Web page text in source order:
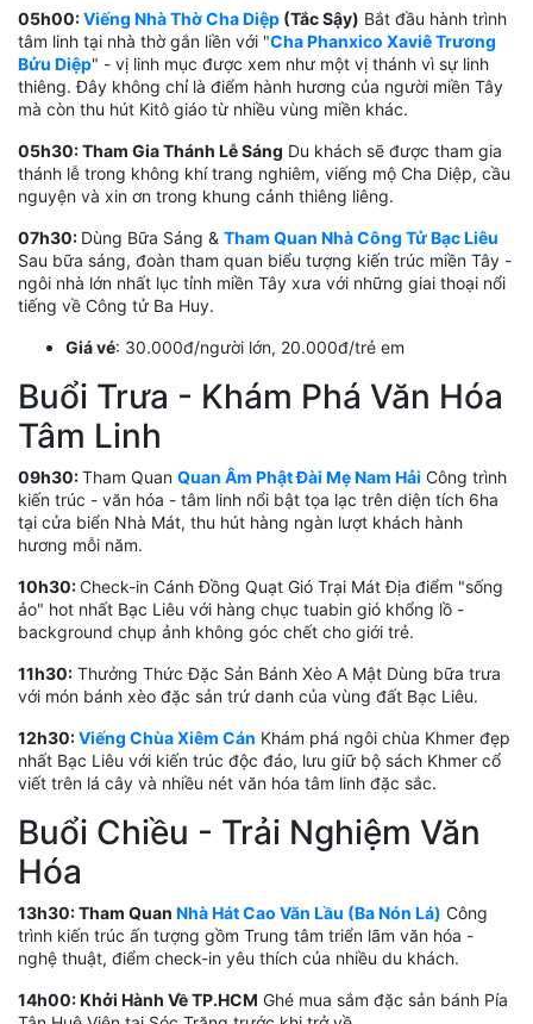
05h00:Viếng Nhà Thờ Cha Diệp (Tắc Sậy) Bắt đầu hành trình
tâm linh tại nhà thờ gắn liền với "Cha Phanxico Xaviê Trương
Bửu Diệp" - vị linh mục được xem như một vị thánh vì sự linh
thiêng. Đây không chỉ là điểm hành hương của người miền Tây
mà còn thu hút Kitô giáo từ nhiều vùng miền khác.
05h30: Tham Gia Thánh Lễ Sáng Du khách sẽ được tham gia
thánh lễ trong không khí trang nghiêm, viếng mộ Cha Diệp, cầu
nguyện và xin ơn trong khung cảnh thiêng liêng.
07h30: Dùng Bữa Sáng & Tham Quan Nhà Công Tử Bạc Liêu
Sau bữa sáng, đoàn tham quan biểu tượng kiến trúc miền Tây -
ngôi nhà lớn nhất lục tỉnh miền Tây xưa với những giai thoại nổi
tiếng về Công tử Ba Huy.
Giá vé: 30.000đ/người lớn, 20.000đ/trẻ em
Buổi Trưa - Khám Phá Văn Hóa
Tâm Linh
09h30:Tham Quan Quan Âm Phật Đài Mẹ Nam Hải Công trình
kiến trúc - văn hóa - tâm linh nổi bật tọa lạc trên diện tích 6ha
tại cửa biển Nhà Mát, thu hút hàng ngàn lượt khách hành
hương mỗi năm.
10h30:Check-in Cánh Đồng Quạt Gió Trại Mát Địa điểm "sống
ảo" hot nhất Bạc Liêu với hàng chục tuabin gió khổng lồ -
background chụp ảnh không góc chết cho giới trẻ.
11h30: Thưởng Thức Đặc Sản Bánh Xèo A Mật Dùng bữa trưa
với món bánh xèo đặc sản trứ danh của vùng đất Bạc Liêu.
12h30:Viếng Chùa Xiêm Cán Khám phá ngôi chùa Khmer đẹp
nhất Bạc Liêu với kiến trúc độc đáo, lưu giữ bộ sách Khmer cổ
viết trên lá cây và nhiều nét văn hóa tâm linh đặc sắc.
Buổi Chiều - Trải Nghiệm Văn
Hóa
13h30: Tham Quan Nhà Hát Cao Văn Lầu (Ba Nón Lá) Công
trình kiến trúc ấn tượng gồm Trung tâm triển lãm văn hóa -
nghệ thuật, điểm check-in yêu thích của nhiều du khách.
14h00: Khởi Hành Về TP.HCM Ghé mua sắm đặc sản bánh Pía